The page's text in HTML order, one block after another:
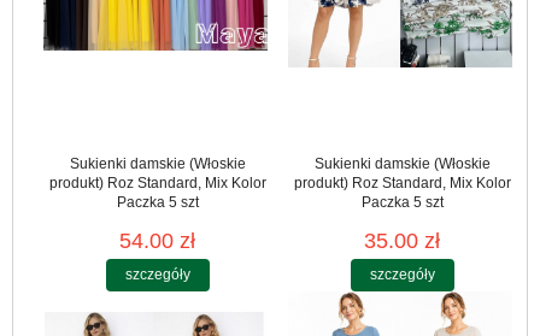
Sukienki damskie (Włoskie
produkt) Roz Standard, Mix Kolor
Paczka 5 szt
54.00 zł
szczegóły
Sukienki damskie (Włoskie
produkt) Roz Standard, Mix Kolor
Paczka 5 szt
35.00 zł
szczegóły